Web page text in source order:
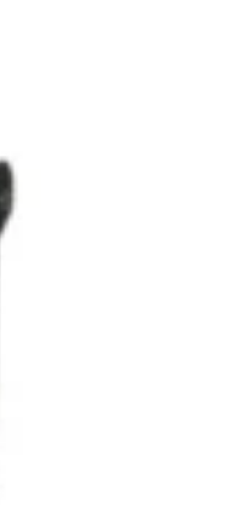
220 SYNERGIC
DE SUDURA
tip MIG-